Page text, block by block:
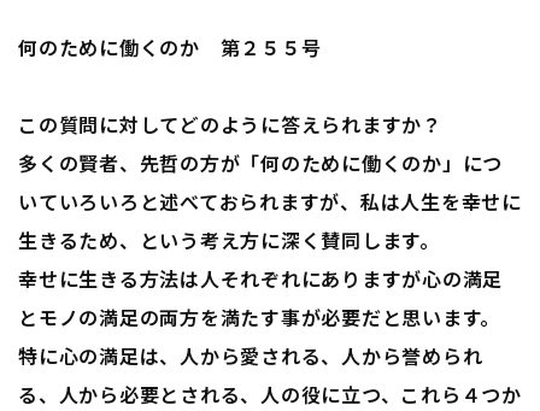
何のために働くのか 第２５５号
この質問に対してどのように答えられますか？
多くの賢者、先哲の方が「何のために働くのか」につ
いていろいろと述べておられますが、私は人生を幸せに
生きるため、という考え方に深く賛同します。
幸せに生きる方法は人それぞれにありますが心の満足
とモノの満足の両方を満たす事が必要だと思います。
特に心の満足は、人から愛される、人から誉められ
る、人から必要とされる、人の役に立つ、これら４つか